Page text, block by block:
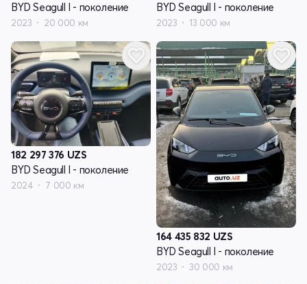
BYD Seagull I - поколение
2023 20 000 км
BYD Seagull I - поколение
2023 13 000 км
182 297 376 UZS
BYD Seagull I - поколение
2024 7 000 км
164 435 832 UZS
BYD Seagull I - поколение
2023 30 000 км